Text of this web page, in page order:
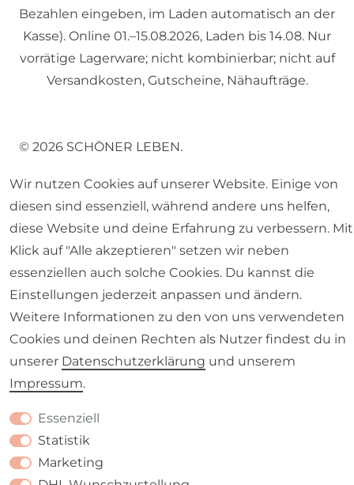
Bezahlen eingeben, im Laden automatisch an der
Kasse). Online 01.–15.08.2026, Laden bis 14.08. Nur
vorrätige Lagerware; nicht kombinierbar; nicht auf
Versandkosten, Gutscheine, Nähaufträge.
© 2026 SCHÖNER LEBEN.
Impressum Daten­schutz­erklärung
Barrierefreiheitserklärung Widerrufs­recht
VERTRAG WIDERRUFEN
Wir nutzen Cookies auf unserer Website. Einige von
diesen sind essenziell, während andere uns helfen,
diese Website und deine Erfahrung zu verbessern. Mit
Klick auf "Alle akzeptieren" setzen wir neben
essenziellen auch solche Cookies. Du kannst die
Einstellungen jederzeit anpassen und ändern.
Weitere Informationen zu den von uns verwendeten
Cookies und deinen Rechten als Nutzer findest du in
unserer Daten­schutz­erklärung und unserem
Impressum.
Essenziell
Statistik
Marketing